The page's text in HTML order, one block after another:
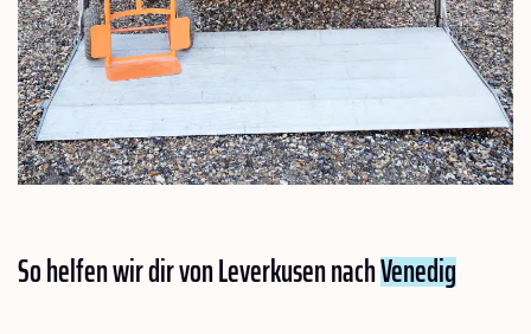
So helfen wir dir von Leverkusen nachVenedig